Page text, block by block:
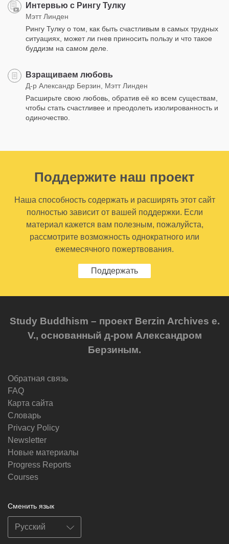
Интервью с Рингу Тулку
Мэтт Линден
Рингу Тулку о том, как быть счастливым в самых трудных
ситуациях, может ли гнев приносить пользу и что такое
буддизм на самом деле.
Взращиваем любовь
Д-р Александр Берзин, Мэтт Линден
Расширьте свою любовь, обратив её ко всем существам,
чтобы стать счастливее и преодолеть изолированность и
одиночество.
Поддержите наш проект
Наша способность содержать и расширять этот сайт
полностью зависит от вашей поддержки. Если
материал кажется вам полезным, пожалуйста,
рассмотрите возможность однократного или
ежемесячного пожертвования.
Поддержать
Study Buddhism – проект Berzin Archives e.
V., основанный д-ром Александром
Берзиным.
Обратная связь
FAQ
Карта сайта
Словарь
Privacy Policy
Newsletter
Новые материалы
Progress Reports
Courses
Сменить язык